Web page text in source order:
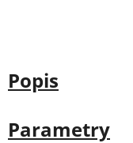
Popis
Parametry